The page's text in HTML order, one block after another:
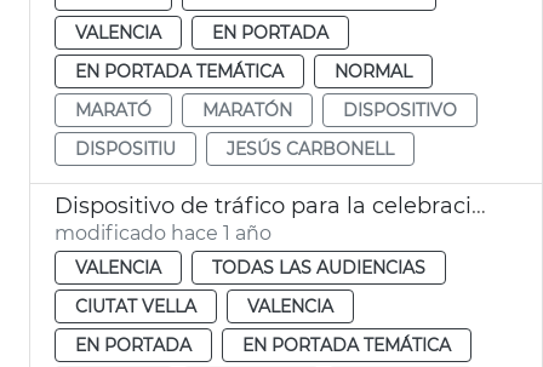
VALENCIA
EN PORTADA
EN PORTADA TEMÁTICA
NORMAL
MARATÓ
MARATÓN
DISPOSITIVO
DISPOSITIU
JESÚS CARBONELL
Dispositivo de tráfico para la celebración del Año Nuevo Chino
modificado hace 1 año
VALENCIA
TODAS LAS AUDIENCIAS
CIUTAT VELLA
VALENCIA
EN PORTADA
EN PORTADA TEMÁTICA